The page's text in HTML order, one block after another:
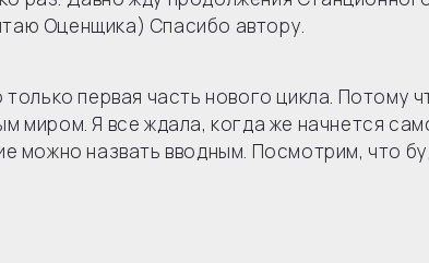
Оценщика) Спасибо автору.
первая часть нового цикла. Потому
миром. Я все ждала, когда же начнется
можно назвать вводным. Посмотрим, что